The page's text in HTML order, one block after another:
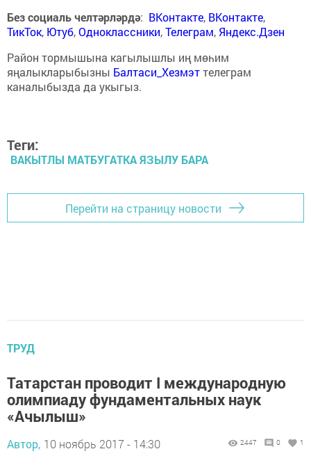
Без социаль челтәрләрдә: ВКонтакте, ВКонтакте,
ТикТок, Ютуб,Одноклассники,Телеграм, Яндекс.Дзен
Район тормышына кагылышлы иң мөһим
яңалыкларыбызны Балтаси_Хезмэттелеграм
каналыбызда да укыгыз.
Теги:
ВАКЫТЛЫ МАТБУГАТКА ЯЗЫЛУ БАРА
Перейти на страницу новости
ТРУД
Татарстан проводит I международную
олимпиаду фундаментальных наук
«Ачылыш»
Автор, 10 ноябрь 2017 - 14:30 2447 0 1